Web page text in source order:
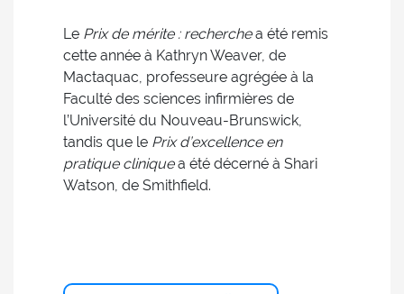
Le Prix de mérite : recherchea été remis
cette année à Kathryn Weaver, de
Mactaquac, professeure agrégée à la
Faculté des sciences infirmières de
l’Université du Nouveau-Brunswick,
tandis que le Prix d’excellence en
pratique cliniquea été décerné à Shari
Watson, de Smithfield.